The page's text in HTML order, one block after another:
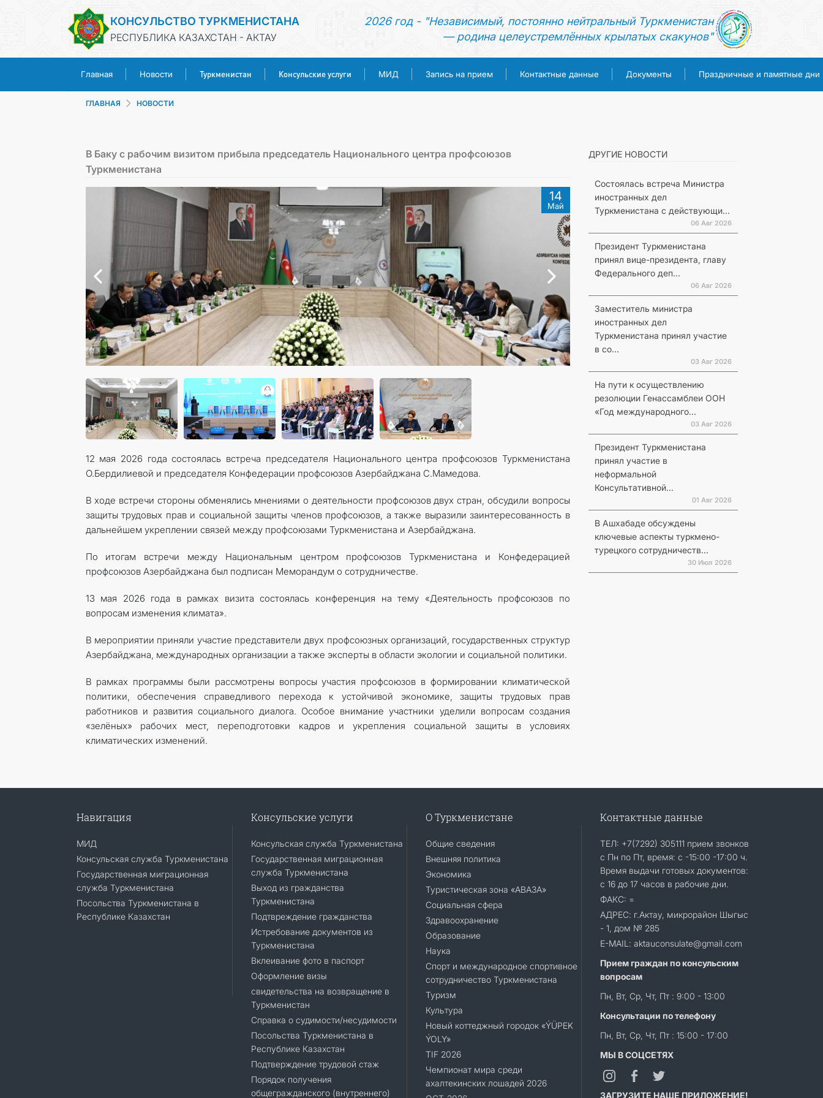
КОНСУЛЬСТВО ТУРКМЕНИСТАНА
РЕСПУБЛИКА КАЗАХСТАН - АКТАУ
2026 год - "Независимый, постоянно нейтральный Туркменистан
— родина целеустремлённых крылатых скакунов"
Главная Новости Туркменистан Консульские услуги МИД Запись на прием Контактные данные Документы Праздничные и памятные дни
КОНСУЛЬСКИЕ УСЛУГИ
МИД
ЗАПИСЬ НА ПРИЕМ
КОНТАКТНЫЕ ДАННЫЕ
ДОКУМЕНТЫ
ГЛАВНАЯ НОВОСТИ
В Баку с рабочим визитом прибыла председатель Национального центра профсоюзов
Туркменистана
14
Май
12 мая 2026 года состоялась встреча председателя Национального центра профсоюзов Туркменистана
О.Бердилиевой и председателя Конфедерации профсоюзов Азербайджана С.Мамедова.
В ходе встречи стороны обменялись мнениями о деятельности профсоюзов двух стран, обсудили вопросы
защиты трудовых прав и социальной защиты членов профсоюзов, а также выразили заинтересованность в
дальнейшем укреплении связей между профсоюзами Туркменистана и Азербайджана.
По итогам встречи между Национальным центром профсоюзов Туркменистана и Конфедерацией
профсоюзов Азербайджана был подписан Меморандум о сотрудничестве.
13 мая 2026 года в рамках визита состоялась конференция на тему «Деятельность профсоюзов по
вопросам изменения климата».
В мероприятии приняли участие представители двух профсоюзных организаций, государственных структур
Азербайджана, международных организации а также эксперты в области экологии и социальной политики.
В рамках программы были рассмотрены вопросы участия профсоюзов в формировании климатической
политики, обеспечения справедливого перехода к устойчивой экономике, защиты трудовых прав
работников и развития социального диалога. Особое внимание участники уделили вопросам создания
«зелёных» рабочих мест, переподготовки кадров и укрепления социальной защиты в условиях
климатических изменений.
ДРУГИЕ НОВОСТИ
Состоялась встреча Министра
иностранных дел
Туркменистана с действующи...
06 Авг 2026
Президент Туркменистана
принял вице-президента, главу
Федерального деп...
06 Авг 2026
Заместитель министра
иностранных дел
Туркменистана принял участие
в со...
03 Авг 2026
На пути к осуществлению
резолюции Генассамблеи ООН
«Год международного...
03 Авг 2026
Президент Туркменистана
принял участие в
неформальной
Консультативной...
01 Авг 2026
В Ашхабаде обсуждены
ключевые аспекты туркмено-
турецкого сотрудничеств...
30 Июл 2026
Навигация
МИД
Консульская служба Туркменистана
Государственная миграционная
служба Туркменистана
Посольства Туркменистана в
Республике Казахстан
Консульские услуги
Консульская служба Туркменистана
Государственная миграционная
служба Туркменистана
Выход из гражданства
Туркменистана
Подтвреждение гражданства
Истребование документов из
Туркменистана
Вклеивание фото в паспорт
Оформление визы
свидетельства на возвращение в
Туркменистан
Справка о судимости/несудимости
Посольства Туркменистана в
Республике Казахстан
Подтверждение трудовой стаж
Порядок получения
общегражданского (внутреннего)
О Туркменистане
Общие сведения
Внешняя политика
Экономика
Туристическая зона «АВАЗА»
Социальная сфера
Здравоохранение
Образование
Наука
Спорт и международное спортивное
сотрудничество Туркменистана
Туризм
Культура
Новый коттеджный городок «ÝÜPEK
ÝOLY»
TIF 2026
Чемпионат мира среди
ахалтекинских лошадей 2026
Контактные данные
ТЕЛ: +7(7292) 305111 прием звонков
с Пн по Пт, время: с -15:00 -17:00 ч.
Время выдачи готовых документов:
с 16 до 17 часов в рабочие дни.
ФАКС: =
АДРЕС: г.Актау, микрорайон Шыгыс
- 1, дом № 285
E-MAIL: aktauconsulate@gmail.com
Прием граждан по консульским
вопросам
Пн, Вт, Ср, Чт, Пт : 9:00 - 13:00
Консультации по телефону
Пн, Вт, Ср, Чт, Пт : 15:00 - 17:00
МЫ В СОЦСЕТЯХ
ЗАГРУЗИТЕ НАШЕ ПРИЛОЖЕНИЕ!